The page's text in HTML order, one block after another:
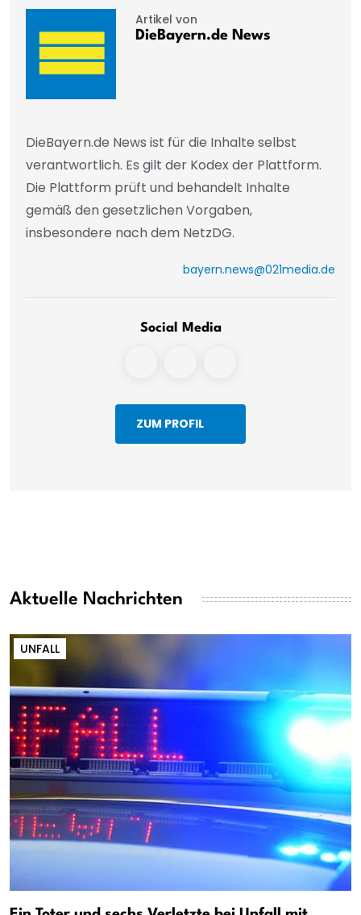
Artikel von
DieBayern.de News
DieBayern.de News ist für die Inhalte selbst
verantwortlich. Es gilt der Kodex der Plattform.
Die Plattform prüft und behandelt Inhalte
gemäß den gesetzlichen Vorgaben,
insbesondere nach dem NetzDG.
bayern.news@021media.de
Social Media
ZUM PROFIL
Aktuelle Nachrichten
UNFALL